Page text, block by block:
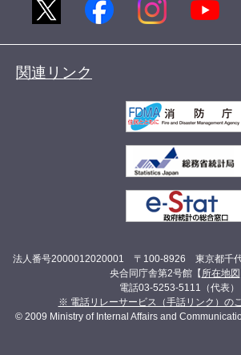
関連リンク
法人番号2000012020001 〒100-8926 東京都千
央合同庁舎第2号館【 所在地図
電話03-5253-5111（代表）
※ 電話リレーサービス（手話リンク）の
© 2009 Ministry of Internal Affairs and